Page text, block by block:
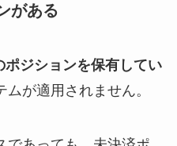
がある
ポジションを保有してい
が適用されません。